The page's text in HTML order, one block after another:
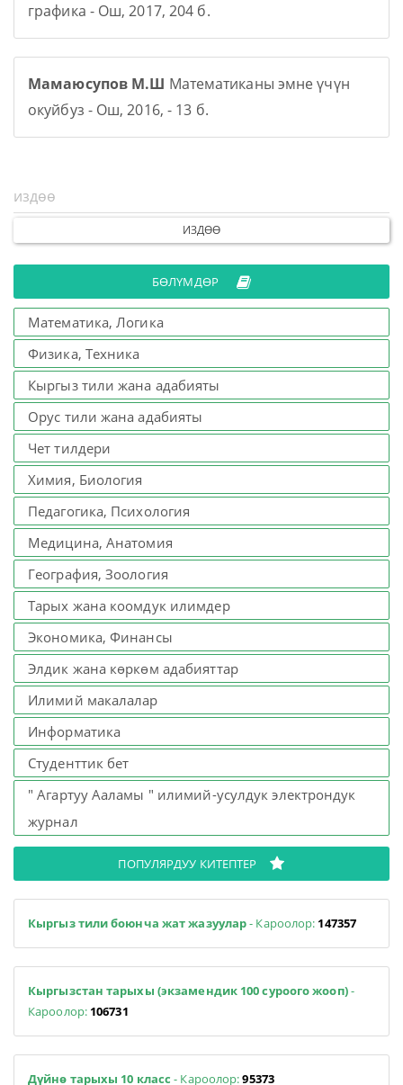
графика - Ош, 2017, 204 б.
Мамаюсупов М.Ш Математиканы эмне үчүн
окуйбуз - Ош, 2016, - 13 б.
ИЗДӨӨ
БӨЛҮМДӨР
Математика, Логика
Физика, Техника
Кыргыз тили жана адабияты
Орус тили жана адабияты
Чет тилдери
Химия, Биология
Педагогика, Психология
Медицина, Анатомия
География, Зоология
Тарых жана коомдук илимдер
Экономика, Финансы
Элдик жана көркөм адабияттар
Илимий макалалар
Информатика
Студенттик бет
" Агартуу Ааламы " илимий-усулдук электрондук
журнал
ПОПУЛЯРДУУ КИТЕПТЕР
Кыргыз тили боюнча жат жазуулар- Кароолор: 147357
Кыргызстан тарыхы (экзамендик 100 суроого жооп)-
Кароолор: 106731
Дүйнө тарыхы 10 класс- Кароолор:95373